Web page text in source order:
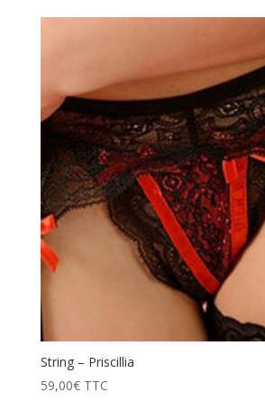
String – Priscillia
59,00€ TTC